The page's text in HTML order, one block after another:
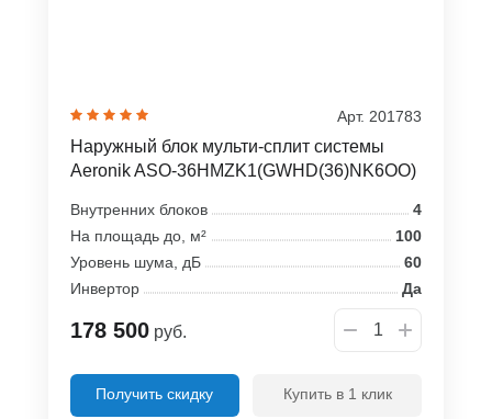
Арт. 201783
Наружный блок мульти-сплит системы
Aeronik ASO-36HMZK1(GWHD(36)NK6OO)
Внутренних блоков
4
На площадь до, м²
100
Уровень шума, дБ
60
Инвертор
Да
178 500 руб.
Получить скидку Купить в 1 клик